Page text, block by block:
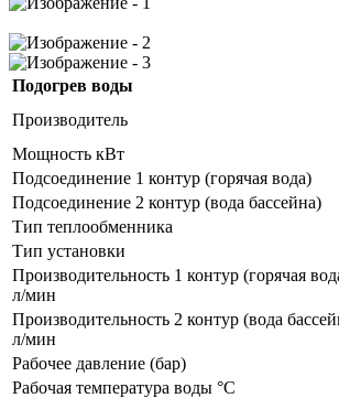
Подогрев воды
Производитель
Мощность кВт
Подсоединение 1 контур (горячая вода)
Подсоединение 2 контур (вода бассейна)
Тип теплообменника
Тип установки
Производительность 1 контур (горячая
л/мин
Производительность 2 контур (вода
л/мин
Рабочее давление (бар)
Рабочая температура воды °C